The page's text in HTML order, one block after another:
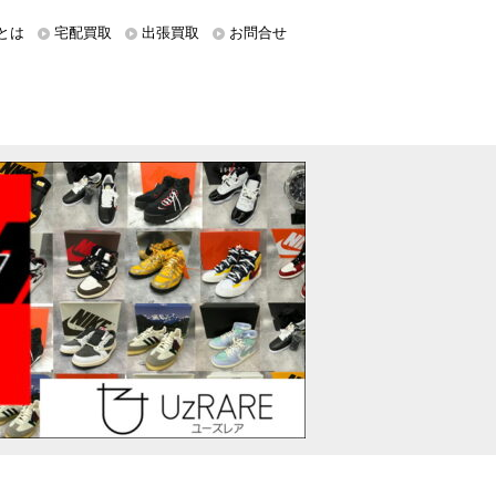
は 宅配買取 出張買取 お問合せ